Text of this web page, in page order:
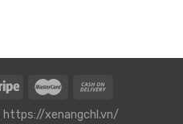
https://xenangchl.vn/